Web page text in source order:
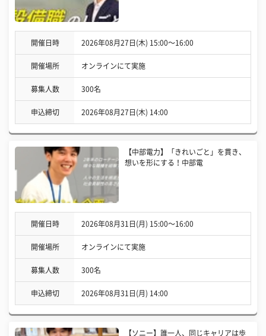
開催日時 2026年08月27日(木) 15:00〜16:00
開催場所 オンラインにて実施
募集人数 300名
申込締切 2026年08月27日(木) 14:00
【中部電力】「きれいごと」を貫き、
想いを形にする！中部電
開催日時 2026年08月31日(月) 15:00〜16:00
開催場所 オンラインにて実施
募集人数 300名
申込締切 2026年08月31日(月) 14:00
【ソニー】誰一人、同じキャリアは歩